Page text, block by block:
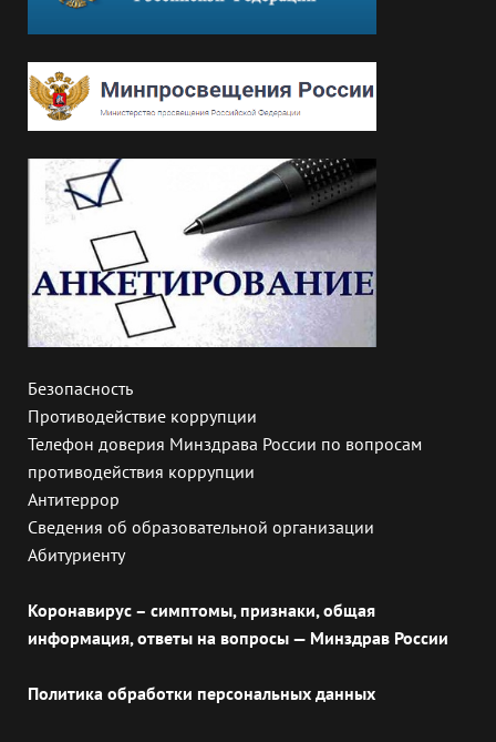
Безопасность
Противодействие коррупции
Телефон доверия Минздрава России по вопросам
противодействия коррупции
Антитеррор
Сведения об образовательной организации
Абитуриенту
Коронавирус – симптомы, признаки, общая
информация, ответы на вопросы — Минздрав России
Политика обработки персональных данных